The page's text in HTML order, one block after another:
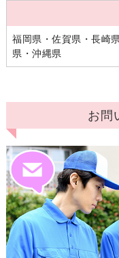
福岡県・佐賀県・長崎
県・沖縄県
お問